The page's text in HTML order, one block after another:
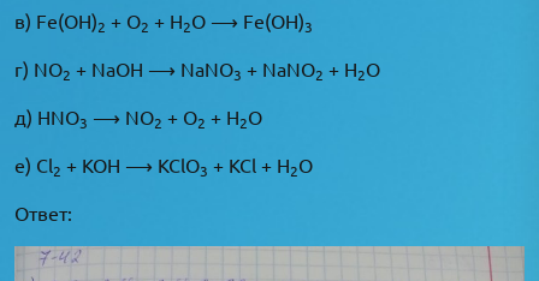
в) Fe(OH)2 + O2 + H2O ⟶ Fe(OH)3
г) NO2 + NaOH ⟶ NaNO3 + NaNO2 + H2O
д) HNO3 ⟶ NO2 + O2 + H2O
е) Cl2 + KOH ⟶ KClO3 + KCl + H2O
Ответ: